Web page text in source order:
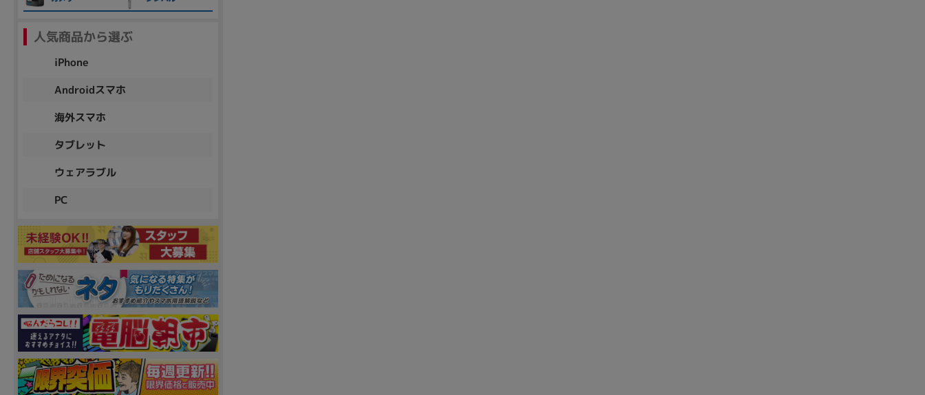
人気商品から選ぶ
iPhone
Androidスマホ
海外スマホ
タブレット
ウェアラブル
PC
各項目のチェックボックスは「or検索」となります。